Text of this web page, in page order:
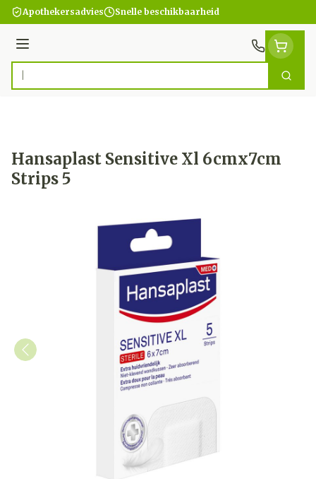
Ga naar de inhoud
Apothekersadvies Snelle beschikbaarheid
Menu
Product, merk, categorie... Zoek
Hansaplast Sensitive Xl 6cmx7cm
Strips 5